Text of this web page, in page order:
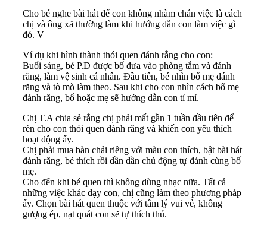
Cho bé nghe bài hát để con không nhàm chán việc là cách
chị và ông xã thường làm khi hướng dẫn con làm việc gì
đó. V
Ví dụ khi hình thành thói quen đánh rằng cho con:
Buổi sáng, bé P.D được bố đưa vào phòng tắm và đánh
răng, làm vệ sinh cá nhân. Đầu tiên, bé nhìn bố mẹ đánh
răng và tò mò làm theo. Sau khi cho con nhìn cách bố mẹ
đánh răng, bố hoặc mẹ sẽ hướng dẫn con tỉ mỉ.
Chị T.A chia sẻ rằng chị phải mất gần 1 tuần đầu tiên để
rèn cho con thói quen đánh răng và khiến con yêu thích
hoạt động ấy.
Chị phải mua bàn chải riêng với màu con thích, bật bài hát
đánh răng, bé thích rồi dần dần chủ động tự đánh cùng bố
mẹ.
Cho đến khi bé quen thì không dùng nhạc nữa. Tất cả
những việc khác dạy con, chị cũng làm theo phương pháp
ấy. Chọn bài hát quen thuộc với tâm lý vui vẻ, không
gượng ép, nạt quát con sẽ tự thích thú.